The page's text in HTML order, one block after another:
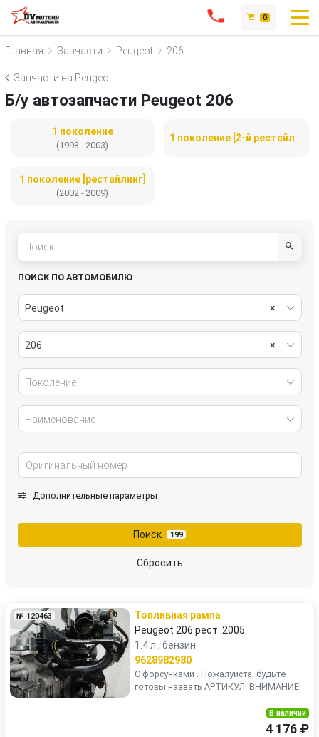
0
Главная Запчасти Peugeot 206
Запчасти на Peugeot
Б/у автозапчасти Peugeot 206
1 поколение
(1998 - 2003)
1 поколение [рестайлинг]
(2002 - 2009)
ПОИСК ПО АВТОМОБИЛЮ
×
Peugeot
×
206
Поколение
Наименование
Дополнительные параметры
Поиск 199
Сбросить
№ 120463
Топливная рампа
Peugeot 206 рест. 2005
1.4 л., бензин
9628982980
С форсунками . Пожалуйста, будьте
готовы назвать АРТИКУЛ! ВНИМАНИЕ!
В наличии
4 176 ₽